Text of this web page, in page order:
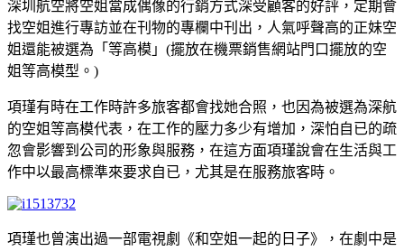
深圳航空將空姐當成偶像的行銷方式深受顧客的好評，定期會
找空姐進行專訪並在刊物的專欄中刊出，人氣呼聲高的正妹空
姐還能被選為「等高模」(擺放在機票銷售網站門口擺放的空
姐等高模型。)
項瑾有時在工作時許多旅客都會找她合照，也因為被選為深航
的空姐等高模代表，在工作的壓力多少有增加，深怕自已的疏
忽會影響到公司的形象與服務，在這方面項瑾說會在生活與工
作中以最高標準來要求自已，尤其是在服務旅客時。
項瑾也曾演出過一部電視劇《和空姐一起的日子》，在劇中是